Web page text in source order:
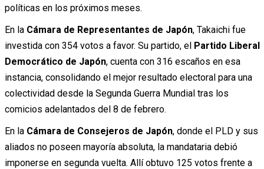
políticas en los próximos meses.
En la Cámara de Representantes de Japón, Takaichi fue
investida con 354 votos a favor. Su partido, el Partido Liberal
Democrático de Japón, cuenta con 316 escaños en esa
instancia, consolidando el mejor resultado electoral para una
colectividad desde la Segunda Guerra Mundial tras los
comicios adelantados del 8 de febrero.
En la Cámara de Consejeros de Japón, donde el PLD y sus
aliados no poseen mayoría absoluta, la mandataria debió
imponerse en segunda vuelta. Allí obtuvo 125 votos frente a